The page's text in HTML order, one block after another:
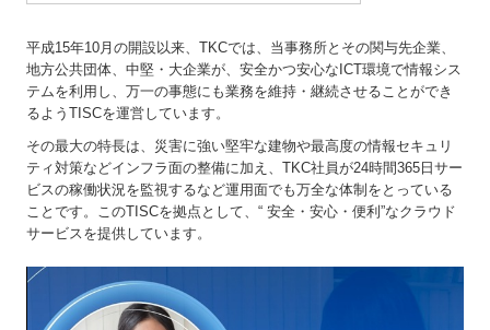
平成15年10月の開設以来、TKCでは、当事務所とその関与先企業、
地方公共団体、中堅・大企業が、安全かつ安心なICT環境で情報シス
テムを利用し、万一の事態にも業務を維持・継続させることができ
るようTISCを運営しています。
その最大の特長は、災害に強い堅牢な建物や最高度の情報セキュリ
ティ対策などインフラ面の整備に加え、TKC社員が24時間365日サー
ビスの稼働状況を監視するなど運用面でも万全な体制をとっている
ことです。このTISCを拠点として、“ 安全・安心・便利”なクラウド
サービスを提供しています。